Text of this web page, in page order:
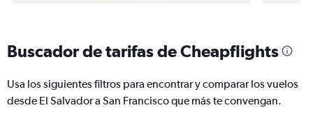
Buscador de tarifas de Cheapflights
Usa los siguientes filtros para encontrar y comparar los vuelos
desde El Salvador a San Francisco que más te convengan.